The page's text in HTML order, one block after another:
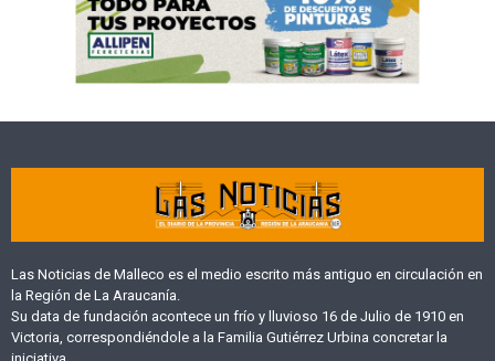
Las Noticias de Malleco es el medio escrito más antiguo en circulación en
la Región de La Araucanía.
Su data de fundación acontece un frío y lluvioso 16 de Julio de 1910 en
Victoria, correspondiéndole a la Familia Gutiérrez Urbina concretar la